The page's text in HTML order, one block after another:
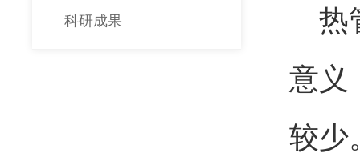
科研成果
热
意义
较少